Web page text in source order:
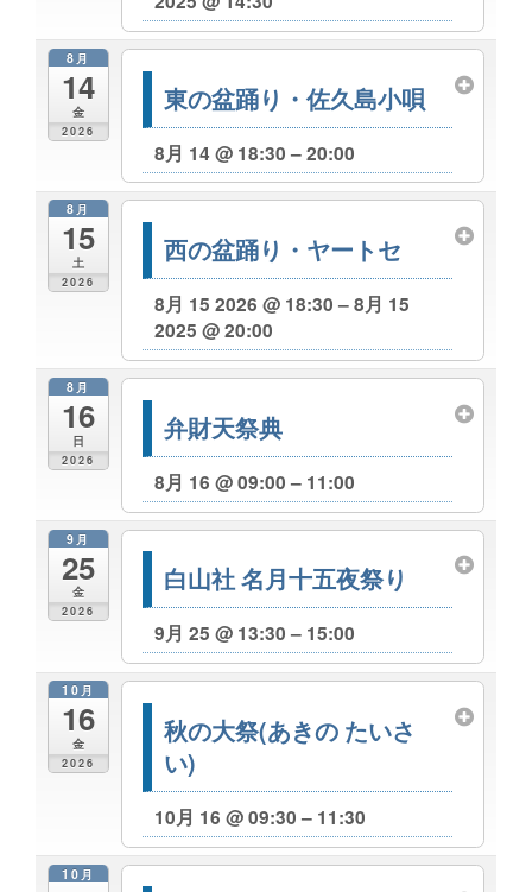
8月
14
金
2026
東の盆踊り・佐久島小唄
8月 14 @ 18:30 – 20:00
8月
15
土
2026
西の盆踊り・ヤートセ
8月 15 2026 @ 18:30 – 8月 15
2025 @ 20:00
8月
16
日
2026
弁財天祭典
8月 16 @ 09:00 – 11:00
9月
25
金
2026
白山社 名月十五夜祭り
9月 25 @ 13:30 – 15:00
10月
16
金
2026
秋の大祭(あきの たいさ
い)
10月 16 @ 09:30 – 11:30
10月